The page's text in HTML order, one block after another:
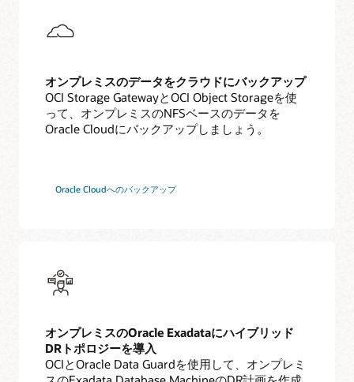
オンプレミスのデータをクラウドにバックアップ
OCI Storage GatewayとOCI Object Storageを使
って、オンプレミスのNFSベースのデータを
Oracle Cloudにバックアップしましょう。
Oracle Cloudへのバックアップ
オンプレミスのOracle Exadataにハイブリッド
DRトポロジーを導入
OCIとOracle Data Guardを使用して、オンプレミ